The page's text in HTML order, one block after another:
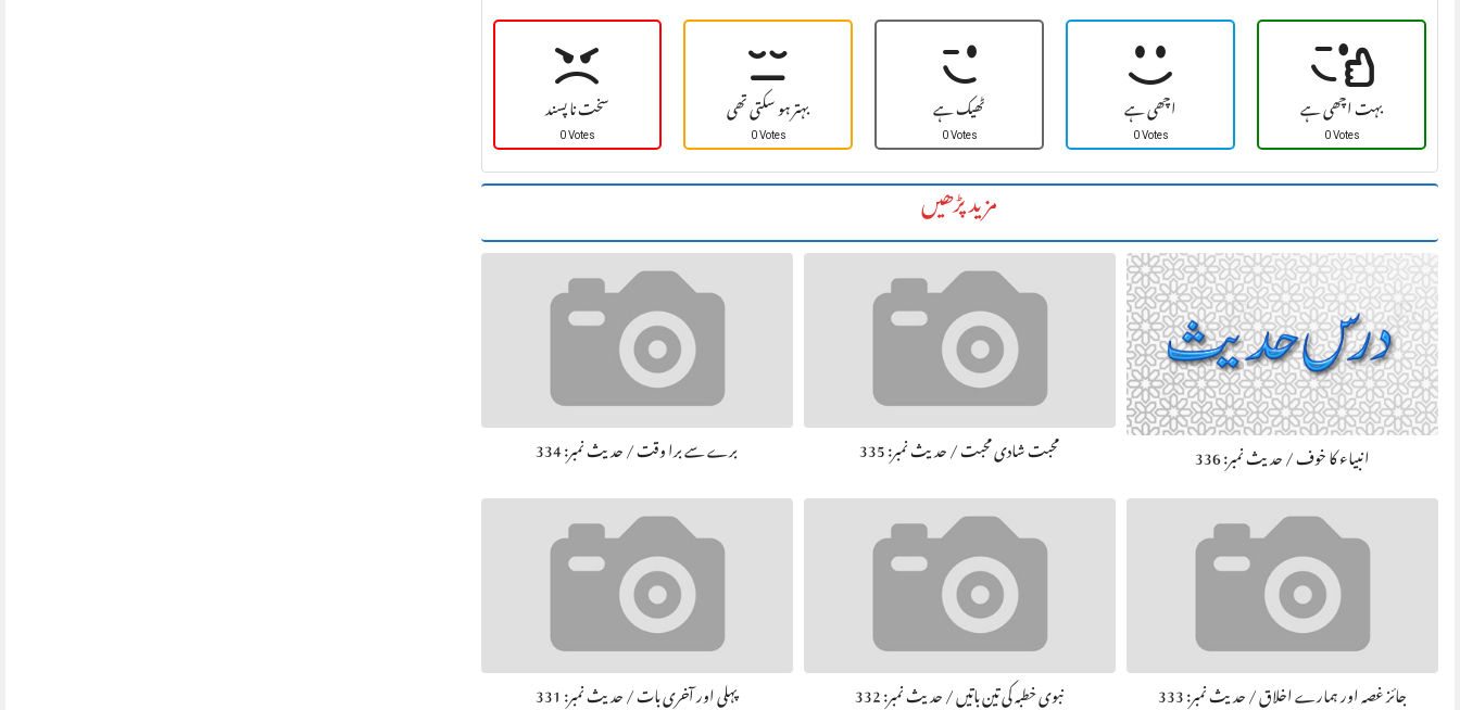
سخت نا پسند
0 Votes بہتر ہو سکتی تھی
0 Votes ٹھیک ہے
0 Votes اچھی ہے
0 Votes بہت اچھی ہے
0 Votes
مزید پڑھیں
انبیاء کا خوف / حديث نمبر: 336 محبت شادی محبت / حديث نمبر: 335 برے سے برا وقت / حديث نمبر: 334
جائز غصہ اور ہمارے اخلاق / حديث نمبر: 333 نبوی خطبہ کی تین باتیں / حديث نمبر: 332 پہلی اور آخری بات / حديث نمبر: 331